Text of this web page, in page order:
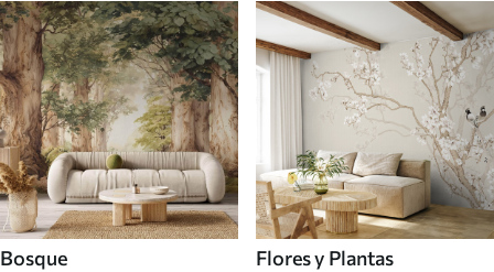
Bosque Flores y Plantas